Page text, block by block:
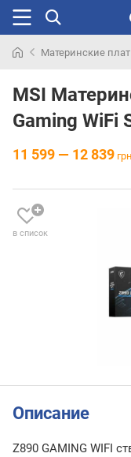
раньше
Материнские
MSI
Gaming WiFi
11 599 — 12 839
в список
Описание
Z890 GAMING WIFI